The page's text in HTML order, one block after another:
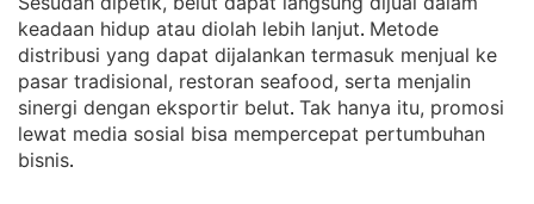
keadaan hidup atau diolah lebih lanjut. Metode
distribusi yang dapat dijalankan termasuk menjual ke
pasar tradisional, restoran seafood, serta menjalin
sinergi dengan eksportir belut. Tak hanya itu, promosi
lewat media sosial bisa mempercepat pertumbuhan
bisnis.